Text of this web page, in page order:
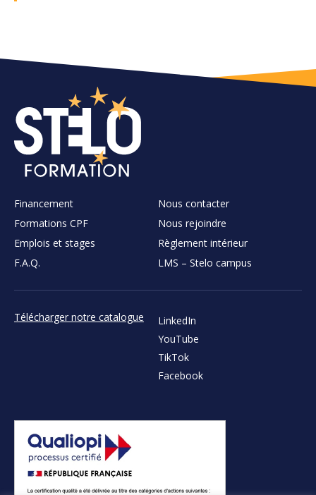
Financement
Formations CPF
Emplois et stages
F.A.Q.
Nous contacter
Nous rejoindre
Règlement intérieur
LMS – Stelo campus
Télécharger notre catalogue
LinkedIn
YouTube
TikTok
Facebook